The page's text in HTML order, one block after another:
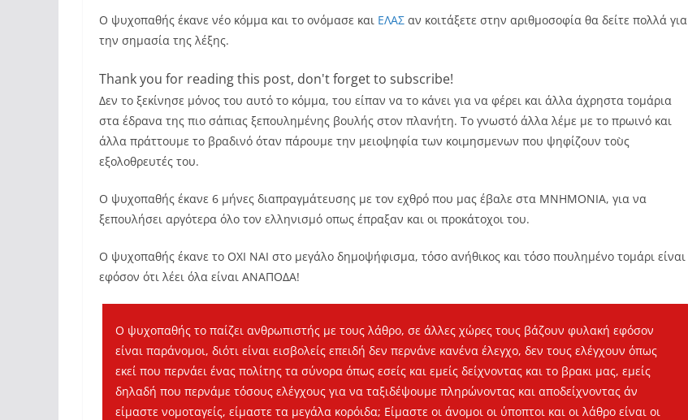
Ο ψυχοπαθής έκανε νέο κόμμα και το ονόμασε και ΕΛΑΣ αν κοιτάξετε στην αριθμοσοφία θα δείτε πολλά για
την σημασία της λέξης.
Thank you for reading this post, don't forget to subscribe!
Δεν το ξεκίνησε μόνος του αυτό το κόμμα, του είπαν να το κάνει για να φέρει και άλλα άχρηστα τομάρια
στα έδρανα της πιο σάπιας ξεπουλημένης βουλής στον πλανήτη. Το γνωστό άλλα λέμε με το πρωινό και
άλλα πράττουμε το βραδινό όταν πάρουμε την μειοψηφία των κοιμησμενων που ψηφίζουν τοὺς
εξολοθρευτές του.
Ο ψυχοπαθής έκανε 6 μήνες διαπραγμάτευσης με τον εχθρό που μας έβαλε στα ΜΝΗΜΟΝΙΑ, για να
ξεπουλήσει αργότερα όλο τον ελληνισμό οπως έπραξαν και οι προκάτοχοι του.
Ο ψυχοπαθής έκανε το ΟΧΙ ΝΑΙ στο μεγάλο δημοψήφισμα, τόσο ανήθικος και τόσο πουλημένο τομάρι είναι
εφόσον ότι λέει όλα είναι ΑΝΑΠΟΔΑ!
Ο ψυχοπαθής το παίζει ανθρωπιστής με τους λάθρο, σε άλλες χώρες τους βάζουν φυλακή εφόσον
είναι παράνομοι, διότι είναι εισβολείς επειδή δεν περνάνε κανένα έλεγχο, δεν τους ελέγχουν όπως
εκεί που περνάει ένας πολίτης τα σύνορα όπως εσείς και εμείς δείχνοντας και το βρακι μας, εμείς
δηλαδή που περνάμε τόσους ελέγχους για να ταξιδέψουμε πληρώνοντας και αποδείχνοντας άν
είμαστε νομοταγείς, είμαστε τα μεγάλα κορόιδα; Είμαστε οι άνομοι οι ύποπτοι και οι λάθρο είναι οι